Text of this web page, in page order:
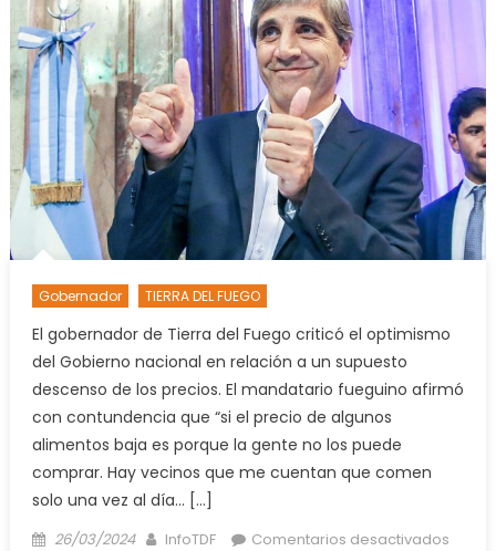
y
con
los
paros
Gobernador TIERRA DEL FUEGO
El gobernador de Tierra del Fuego criticó el optimismo
del Gobierno nacional en relación a un supuesto
descenso de los precios. El mandatario fueguino afirmó
con contundencia que “si el precio de algunos
alimentos baja es porque la gente no los puede
comprar. Hay vecinos que me cuentan que comen
solo una vez al día… […]
Posted
26/03/2024 Author
InfoTDF Comentarios desactivadosen